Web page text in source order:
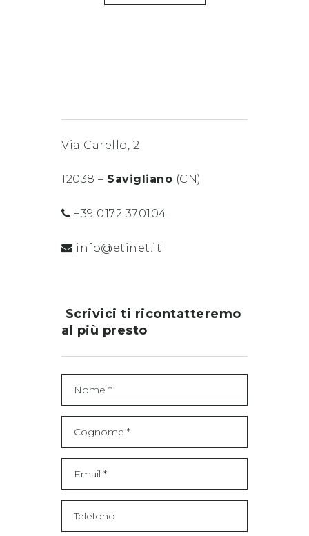
Via Carello, 2
12038 – Savigliano (CN)
+39 0172 370104
info@etinet.it
Scrivici ti ricontatteremo
al più presto